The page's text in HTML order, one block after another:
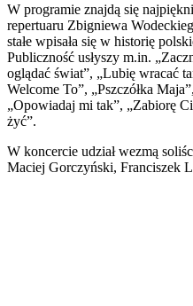
W programie znajdą się
repertuaru Zbigniewa
stałe wpisała się w historię
Publiczność usłyszy m.in.
oglądać świat”, „Lubię wracać
Welcome To”, „Pszczółka
„Opowiadaj mi tak”, „Zabiorę
żyć”.
W koncercie udział wezmą
Maciej Gorczyński, Franciszek